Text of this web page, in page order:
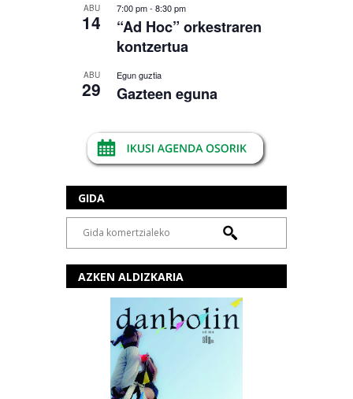
ABU
14
7:00 pm- 8:30 pm
“Ad Hoc” orkestraren
kontzertua
ABU
29
Egun guztia
Gazteen eguna
GIDA
AZKEN ALDIZKARIA